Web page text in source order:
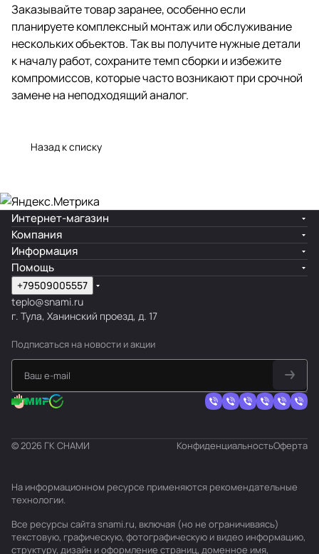
Заказывайте товар заранее, особенно если
планируете комплексный монтаж или обслуживание
нескольких объектов. Так вы получите нужные детали
к началу работ, сохраните темп сборки и избежите
компромиссов, которые часто возникают при срочной
замене на неподходящий аналог.
Назад к списку
Интернет-магазин
Компания
Информация
Помощь
+79509005557
teplo@snami.ru
г. Тула, Ханинский проезд, д. 17
Подписаться на новости и акции
© 2026 ГК СНАМИ КонфиденциальностьОферта
На информационном ресурсе применяются рекомендательные
технологии.
Все ресурсы сайта snami.ru, включая (но не ограничиваясь)
текстовую, графическую, фотографическую и видео информацию,
структуру, дизайн и оформление страниц, доменное имя,